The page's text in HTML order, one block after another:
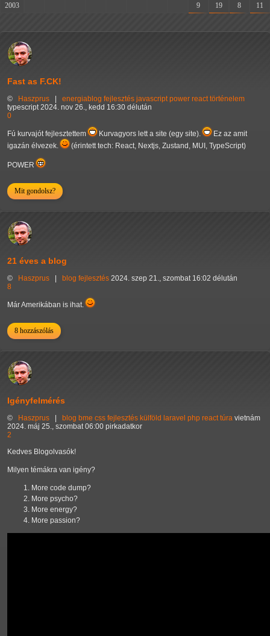
2003
9 19 8 11
Fast as F.CK!
© Haszprus energiablog fejlesztés javascript power react történelem
typescript 2024. nov 26., kedd 16:30 délután
0
Fú kurvajót fejlesztettem Kurvagyors lett a site (egy site).
Ez az amit
igazán élvezek.
(érintett tech: React, Nextjs, Zustand, MUI, TypeScript)
POWER
Mit gondolsz?
21 éves a blog
© Haszprus blog fejlesztés 2024. szep 21., szombat 16:02 délután
8
Már Amerikában is ihat.
8 hozzászólás
Igényfelmérés
© Haszprus blog bme css fejlesztés külföld laravel php react túra vietnám
2024. máj 25., szombat 06:00 pirkadatkor
2
Kedves Blogolvasók!
Milyen témákra van igény?
More code dump?
More psycho?
More energy?
More passion?